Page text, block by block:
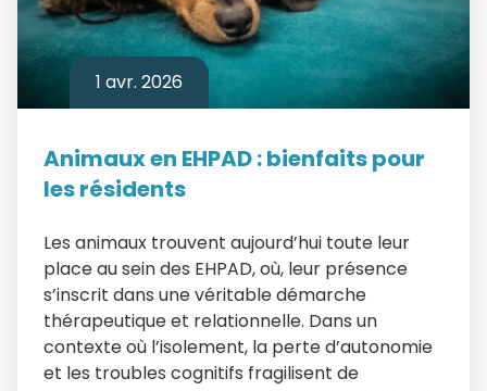
1 avr. 2026
Animaux en EHPAD : bienfaits pour
les résidents
Les animaux trouvent aujourd’hui toute leur
place au sein des EHPAD, où, leur présence
s’inscrit dans une véritable démarche
thérapeutique et relationnelle. Dans un
contexte où l’isolement, la perte d’autonomie
et les troubles cognitifs fragilisent de